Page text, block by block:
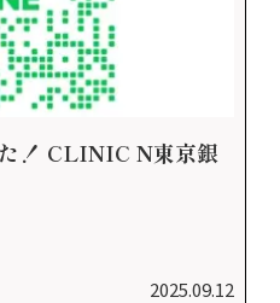
2025.09.12
！ CLINIC N東京銀